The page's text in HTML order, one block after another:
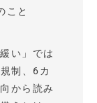
こと
い」では
制、6カ
から読み